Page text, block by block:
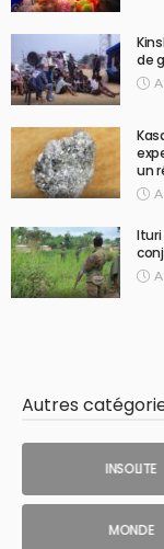
de
un
Ituri
Autres
INSOLITE
MONDE